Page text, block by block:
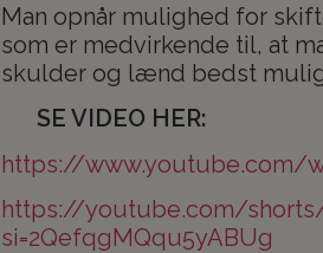
Man opnår mulighed for
som er medvirkende til, at
skulder og lænd bedst
SE VIDEO HER:
https://www.youtube.com/
https://youtube.com/shorts/
si=2QefqgMQqu5yABUg